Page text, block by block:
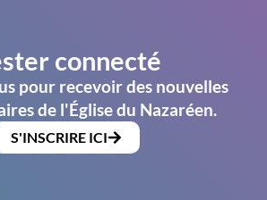
connecté
pour recevoir des nouvelles
de l'Église du Nazaréen.
S'INSCRIRE ICI